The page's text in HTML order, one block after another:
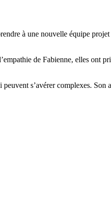
à une nouvelle équipe
de Fabienne, elles ont
s’avérer complexes. Son